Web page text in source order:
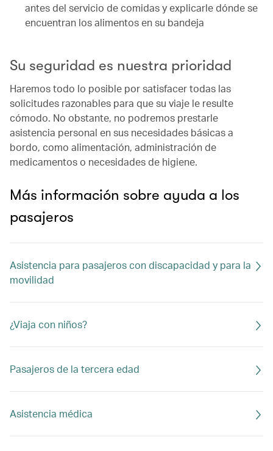
antes del servicio de comidas y explicarle dónde se
encuentran los alimentos en su bandeja
Su seguridad es nuestra prioridad
Haremos todo lo posible por satisfacer todas las
solicitudes razonables para que su viaje le resulte
cómodo. No obstante, no podremos prestarle
asistencia personal en sus necesidades básicas a
bordo, como alimentación, administración de
medicamentos o necesidades de higiene.
Más información sobre ayuda a los
pasajeros
Asistencia para pasajeros con discapacidad y para la
movilidad
¿Viaja con niños?
Pasajeros de la tercera edad
Asistencia médica